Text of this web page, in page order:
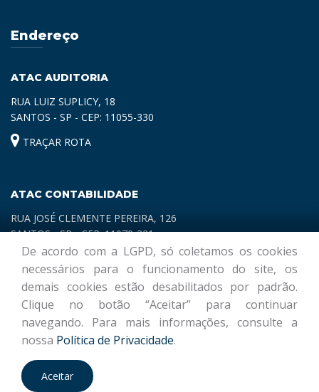
Endereço
ATAC AUDITORIA
RUA LUIZ SUPLICY, 18
SANTOS - SP - CEP: 11055-330
TRAÇAR ROTA
ATAC CONTABILIDADE
RUA JOSÉ CLEMENTE PEREIRA, 126
SANTOS - SP - CEP: 11070-321
TRAÇAR ROTA
© ATAC CONTABILIDADE E AUDITORIA | Desenvolvido por
De acordo com a LGPD, só coletamos os cookies
necessários para o funcionamento do site, os
demais cookies estão desabilitados por padrão.
Clique no botão “Aceitar” para continuar
navegando. Para mais informações, consulte a
nossa Política de Privacidade.
Aceitar